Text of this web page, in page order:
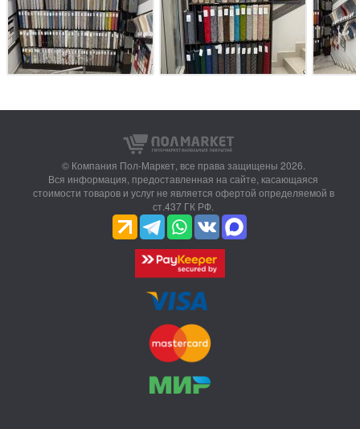
© Компания Пол-Маркет, все права защищены 2026.
Вся информация, предоставленная на сайте, касающаяся
стоимости товаров и услуг не является офертой определяемой в
ст.437 ГК РФ.